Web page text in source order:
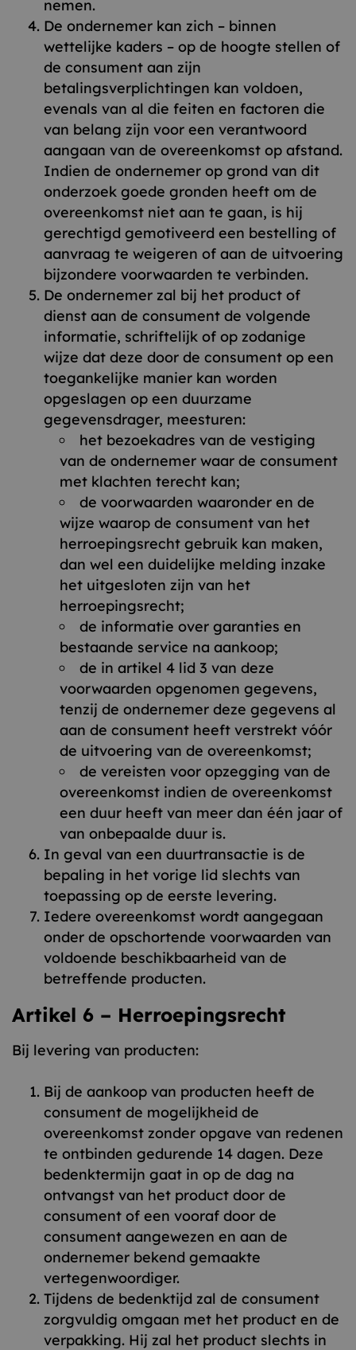
nemen.
De ondernemer kan zich – binnen
wettelijke kaders – op de hoogte stellen of
de consument aan zijn
betalingsverplichtingen kan voldoen,
evenals van al die feiten en factoren die
van belang zijn voor een verantwoord
aangaan van de overeenkomst op afstand.
Indien de ondernemer op grond van dit
onderzoek goede gronden heeft om de
overeenkomst niet aan te gaan, is hij
gerechtigd gemotiveerd een bestelling of
aanvraag te weigeren of aan de uitvoering
bijzondere voorwaarden te verbinden.
De ondernemer zal bij het product of
dienst aan de consument de volgende
informatie, schriftelijk of op zodanige
wijze dat deze door de consument op een
toegankelijke manier kan worden
opgeslagen op een duurzame
gegevensdrager, meesturen:
het bezoekadres van de vestiging
van de ondernemer waar de consument
met klachten terecht kan;
de voorwaarden waaronder en de
wijze waarop de consument van het
herroepingsrecht gebruik kan maken,
dan wel een duidelijke melding inzake
het uitgesloten zijn van het
herroepingsrecht;
de informatie over garanties en
bestaande service na aankoop;
de in artikel 4 lid 3 van deze
voorwaarden opgenomen gegevens,
tenzij de ondernemer deze gegevens al
aan de consument heeft verstrekt vóór
de uitvoering van de overeenkomst;
de vereisten voor opzegging van de
overeenkomst indien de overeenkomst
een duur heeft van meer dan één jaar of
van onbepaalde duur is.
In geval van een duurtransactie is de
bepaling in het vorige lid slechts van
toepassing op de eerste levering.
Iedere overeenkomst wordt aangegaan
onder de opschortende voorwaarden van
voldoende beschikbaarheid van de
betreffende producten.
Artikel 6 – Herroepingsrecht
Bij levering van producten:
Bij de aankoop van producten heeft de
consument de mogelijkheid de
overeenkomst zonder opgave van redenen
te ontbinden gedurende 14 dagen. Deze
bedenktermijn gaat in op de dag na
ontvangst van het product door de
consument of een vooraf door de
consument aangewezen en aan de
ondernemer bekend gemaakte
vertegenwoordiger.
Tijdens de bedenktijd zal de consument
zorgvuldig omgaan met het product en de
verpakking. Hij zal het product slechts in